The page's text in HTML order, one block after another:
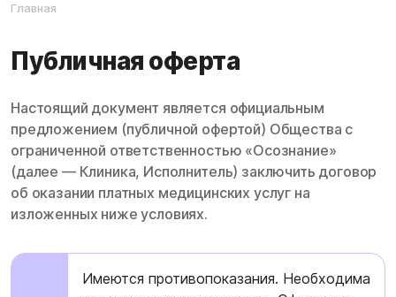
Главная
Публичная оферта
Настоящий документ является официальным
предложением (публичной офертой) Общества с
ограниченной ответственностью «Осознание»
(далее — Клиника, Исполнитель) заключить договор
об оказании платных медицинских услуг на
изложенных ниже условиях.
Имеются противопоказания. Необходима